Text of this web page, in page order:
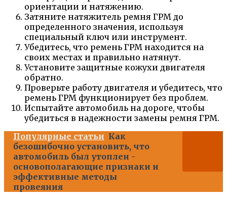
ориентации и натяжению.
Затяните натяжитель ремня ГРМ до
определенного значения, используя
специальный ключ или инструмент.
Убедитесь, что ремень ГРМ находится на
своих местах и правильно натянут.
Установите защитные кожухи двигателя
обратно.
Проверьте работу двигателя и убедитесь, что
ремень ГРМ функционирует без проблем.
Испытайте автомобиль на дороге, чтобы
убедиться в надежности замены ремня ГРМ.
Популярные статьи Как
безошибочно установить, что
автомобиль был утоплен -
основополагающие признаки и
эффективные методы
провеяния